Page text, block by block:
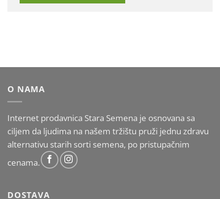
O NAMA
Internet prodavnica Stara Semena je osnovana sa
ciljem da ljudima na našem tržištu pruži jednu zdravu
alternativu starih sorti semena, po pristupačnim
cenama.
DOSTAVA